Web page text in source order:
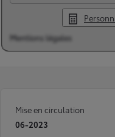
Mentions légales
Mise en circulation
06-2023